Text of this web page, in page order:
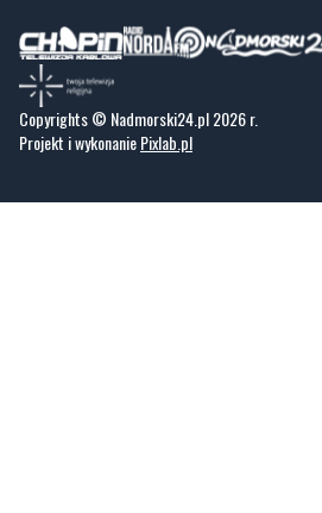
Copyrights © Nadmorski24.pl 2026 r.
Projekt i wykonaniePixlab.pl